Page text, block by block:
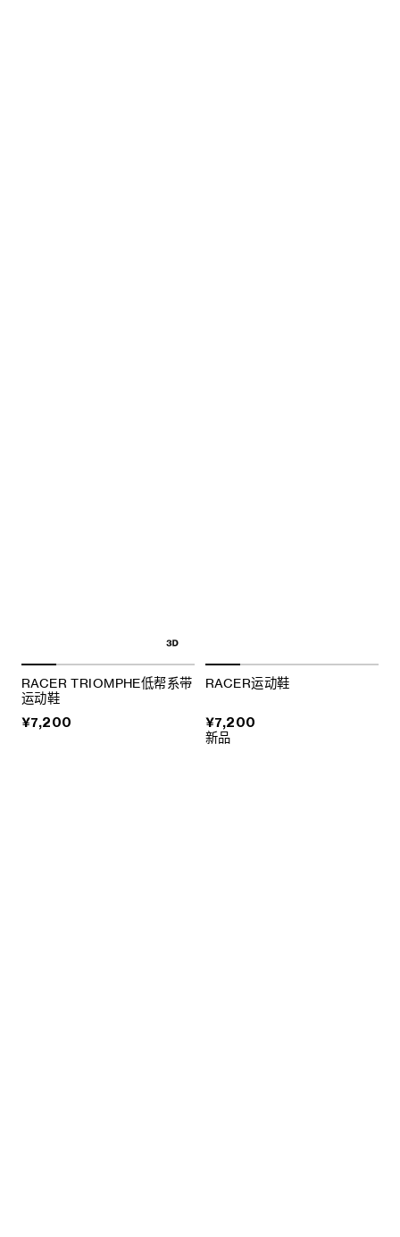
RACER TRIOMPHE低帮系带
运动鞋
¥7,200
RACER运动鞋
¥7,200
新品